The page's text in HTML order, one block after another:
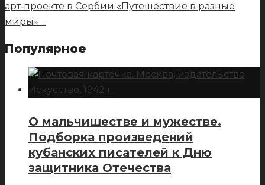
арт‑проекте в Сербии «Путешествие в разные
миры»
Популярное
О мальчишестве и мужестве.
Подборка произведений
кубанских писателей к Дню
защитника Отечества